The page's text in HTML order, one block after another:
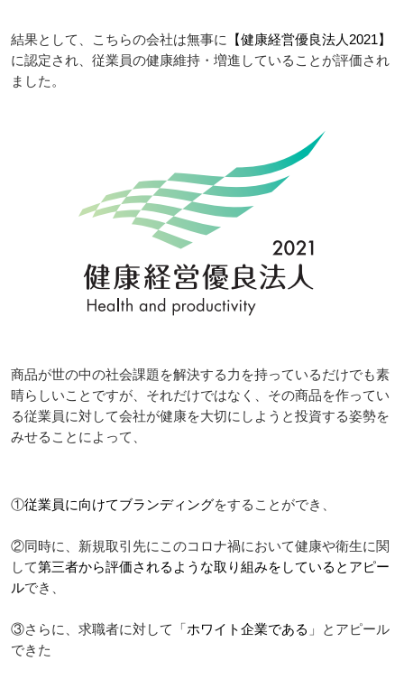
結果として、こちらの会社は無事に
【健康経営優良法人2021】
に認定され、従業員の健康維持・増進していることが評価され
ました。
商品が世の中の社会課題を解決する力を持っているだけでも素
晴らしいことですが、それだけではなく、その商品を作ってい
る従業員に対して会社が健康を大切にしようと投資する姿勢を
みせることによって、
①従業員に向けてブランディングをすることができ、
②同時に、新規取引先にこのコロナ禍において健康や衛生に関
して第三者から評価されるような取り組みをしているとアピー
ルでき、
③さらに、求職者に対して「 ホワイト企業である 」とアピール
できた